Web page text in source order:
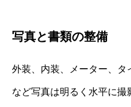
写真と書類の整備
外装、内装、メーター、
など写真は明るく水平に撮